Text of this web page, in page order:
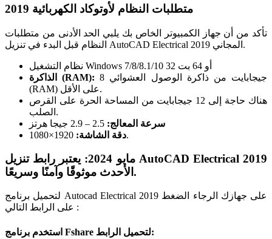
متطلبات النظام لأوتوكاد الكهربائية 2019
تأكد من أن جهاز الكمبيوتر الخاص بك يلبي الحد الأدنى من متطلبات
النظام قبل البدء في تنزيل AutoCAD Electrical 2019 المجاني.
نظام التشغيل Windows 7/8/8.1/10 32 أو 64 بت
الذاكرة (RAM): 8 جيجابايت من ذاكرة الوصول العشوائي
(RAM) على الأقل.
هناك حاجة إلى 12 جيجابايت من المساحة الحرة على القرص
الصلب.
سرعة المعالج:
دقة الشاشة:1920×1080.
مايو 2024: يعتبر رابط تنزيل AutoCAD Electrical 2019
الأحدث موثوقًا وآمنًا وسريعًا.
لتحميل برنامج Autocad Electrical 2019 على جهازك الرجاء الضغط
على الرابط التالي :
استخدم برنامج Fshare لتحميل الرابط: